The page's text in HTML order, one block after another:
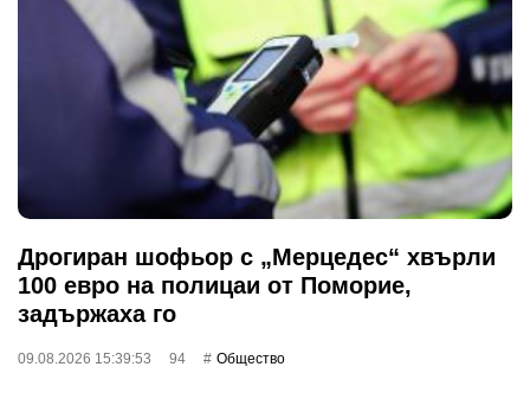
Дрогиран шофьор с „Мерцедес“ хвърли
100 евро на полицаи от Поморие,
задържаха го
09.08.2026 15:39:53 94 Общество